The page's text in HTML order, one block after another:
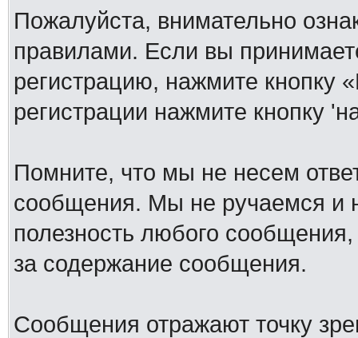
Пожалуйста, внимательно
правилами. Если вы
регистрацию, нажмите кнопку
регистрации нажмите кнопку
Помните, что мы не несем
сообщения. Мы не ручаемся и
полезность любого
за содержание сообщения.
Сообщения отражают точку